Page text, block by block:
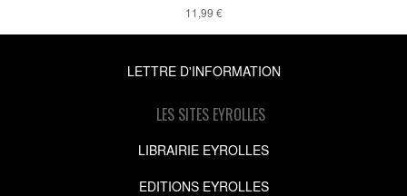
11,99 €
LETTRE D'INFORMATION
LES SITES EYROLLES
LIBRAIRIE EYROLLES
EDITIONS EYROLLES